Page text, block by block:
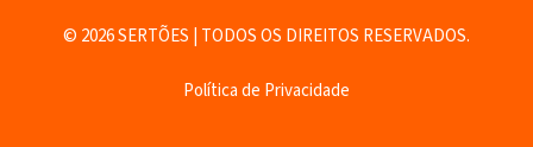
© 2026 SERTÕES | TODOS OS DIREITOS RESERVADOS.
Política de Privacidade